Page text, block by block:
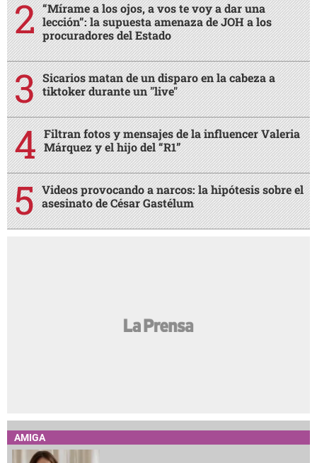
“Mírame a los ojos, a vos te voy a dar una
lección”: la supuesta amenaza de JOH a los
procuradores del Estado
Sicarios matan de un disparo en la cabeza a
tiktoker durante un "live"
Filtran fotos y mensajes de la influencer Valeria
Márquez y el hijo del “R1”
Videos provocando a narcos: la hipótesis sobre el
asesinato de César Gastélum
AMIGA